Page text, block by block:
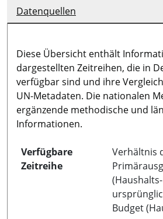
Datenquellen
Diese Übersicht enthält
dargestellten Zeitreihen, die in
verfügbar sind und ihre
UN-Metadaten. Die nationalen
ergänzende methodische und
Informationen.
Verfügbare
Zeitreihe
Verhältnis
Budget